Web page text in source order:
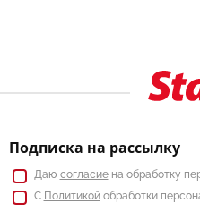
Подписка на рассылку
Даю согласиена обработку
С Политикойобработки